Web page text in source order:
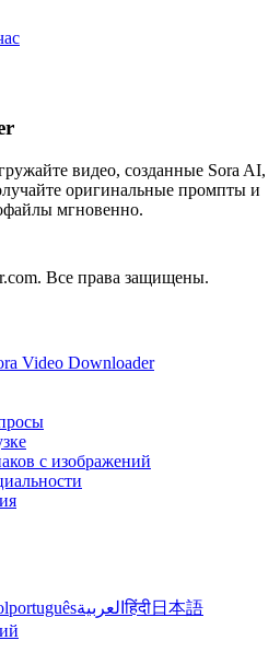
видео, созданные Sora AI,
оригинальные промпты и
мгновенно.
Все права защищены.
Video Downloader
с изображений
portuguêsالعربيةहिंदी日本語